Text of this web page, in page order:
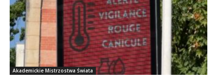
Akademickie Mistrzostwa Świata